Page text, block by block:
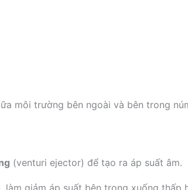
môi trường bên ngoài và bên trong
(venturi ejector) để tạo ra áp suất âm.
giảm áp suất bên trong xuống thấp